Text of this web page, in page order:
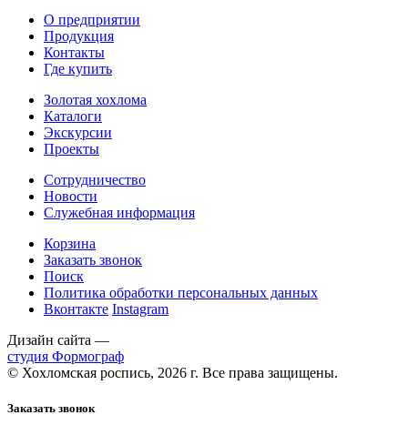
О предприятии
Продукция
Контакты
Где купить
Золотая хохлома
Каталоги
Экскурсии
Проекты
Сотрудничество
Новости
Служебная информация
Корзина
Заказать звонок
Поиск
Политика обработки персональных данных
Вконтакте Instagram
Дизайн сайта —
студия Формограф
© Хохломская роспись, 2026 г. Все права защищены.
Заказать звонок